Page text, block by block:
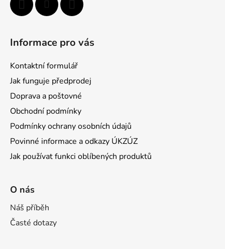
Informace pro vás
Kontaktní formulář
Jak funguje předprodej
Doprava a poštovné
Obchodní podmínky
Podmínky ochrany osobních údajů
Povinné informace a odkazy ÚKZÚZ
Jak používat funkci oblíbených produktů
O nás
Náš příběh
Časté dotazy